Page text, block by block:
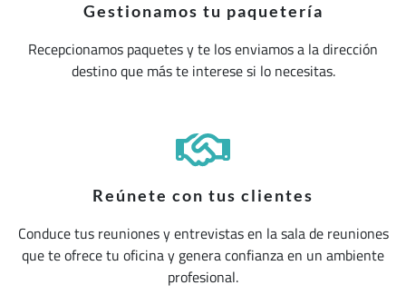
Gestionamos tu paquetería
Recepcionamos paquetes y te los enviamos a la dirección
destino que más te interese si lo necesitas.
Reúnete con tus clientes
Conduce tus reuniones y entrevistas en la sala de reuniones
que te ofrece tu oficina y genera confianza en un ambiente
profesional.